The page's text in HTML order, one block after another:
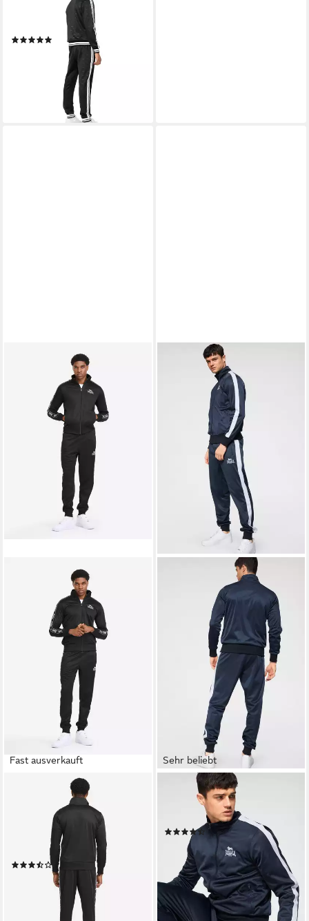
2-tlg., Anzug), bestehend aus
Hose und Jacke
(23)
UVP 99,00 €
lieferbar - in 2-3 Werktagen bei dir
Fast ausverkauft
Trainingsanzug LOWICK (2-
tlg), 2-teiliges Set, aus
Polyester, in den Größen S bis
XXXL erhältlich
(4)
UVP 69,90 €
lieferbar - in 1-2 Werktagen bei dir
Sehr beliebt
LONSDALE
Trainingsanzug PEMBER (Set,
(252)
ab 49,99 € UVP 64,90 €
-23%
lieferbar - in 1-2 Werktagen bei dir